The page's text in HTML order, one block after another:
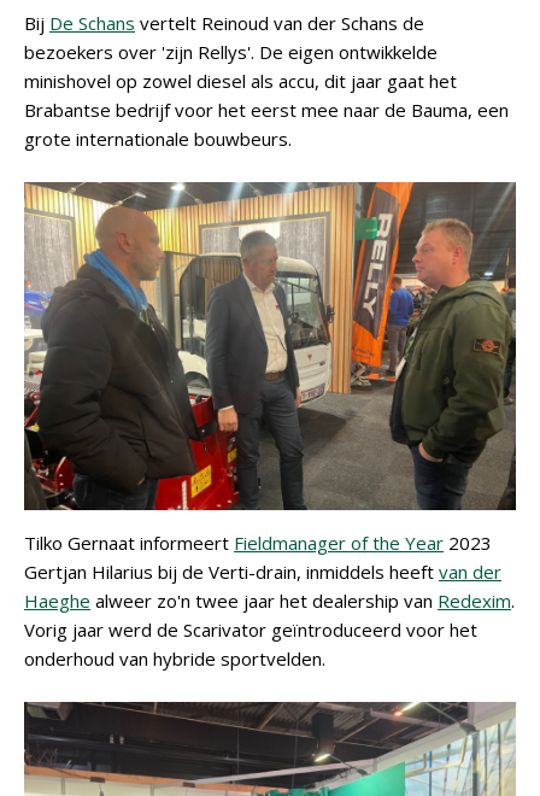
Bij De Schans vertelt Reinoud van der Schans de
bezoekers over 'zijn Rellys'. De eigen ontwikkelde
minishovel op zowel diesel als accu, dit jaar gaat het
Brabantse bedrijf voor het eerst mee naar de Bauma, een
grote internationale bouwbeurs.
Tilko Gernaat informeert Fieldmanager of the Year 2023
Gertjan Hilarius bij de Verti-drain, inmiddels heeft van der
Haeghe alweer zo'n twee jaar het dealership van Redexim.
Vorig jaar werd de Scarivator geïntroduceerd voor het
onderhoud van hybride sportvelden.